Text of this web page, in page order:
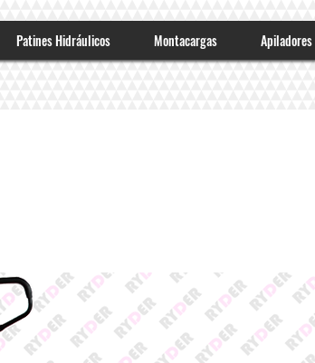
Patines Hidráulicos Montacargas Apiladores